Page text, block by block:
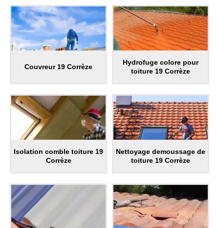
Couvreur 19 Corrèze
Hydrofuge colore pour
toiture 19 Corrèze
Isolation comble toiture 19
Corrèze
Nettoyage demoussage de
toiture 19 Corrèze